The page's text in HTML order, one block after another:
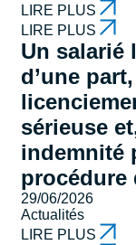
LIRE PLUS
LIRE PLUS
Un salarié
d’une
sérieuse
indemnité
29/06/2026
Actualités
LIRE PLUS